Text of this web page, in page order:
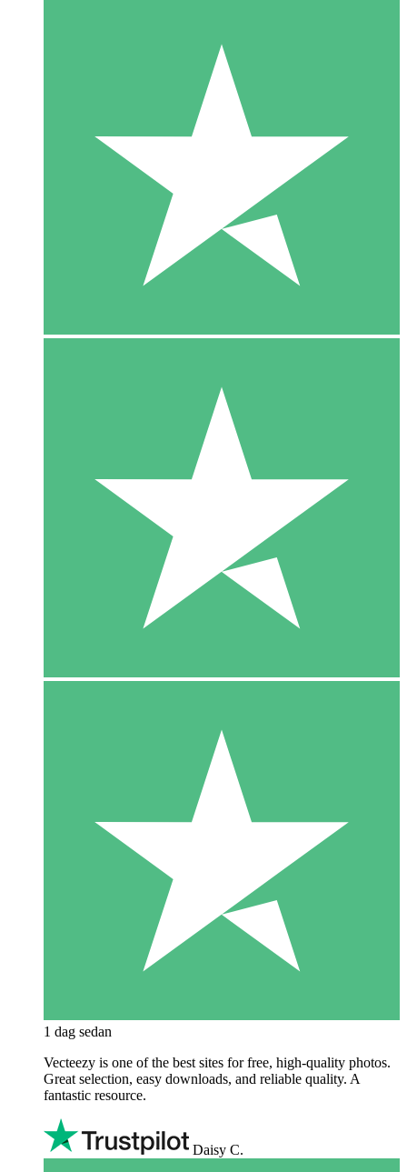
1 dag sedan
Vecteezy is one of the best sites for free, high‑quality photos.
Great selection, easy downloads, and reliable quality. A
fantastic resource.
Daisy C.